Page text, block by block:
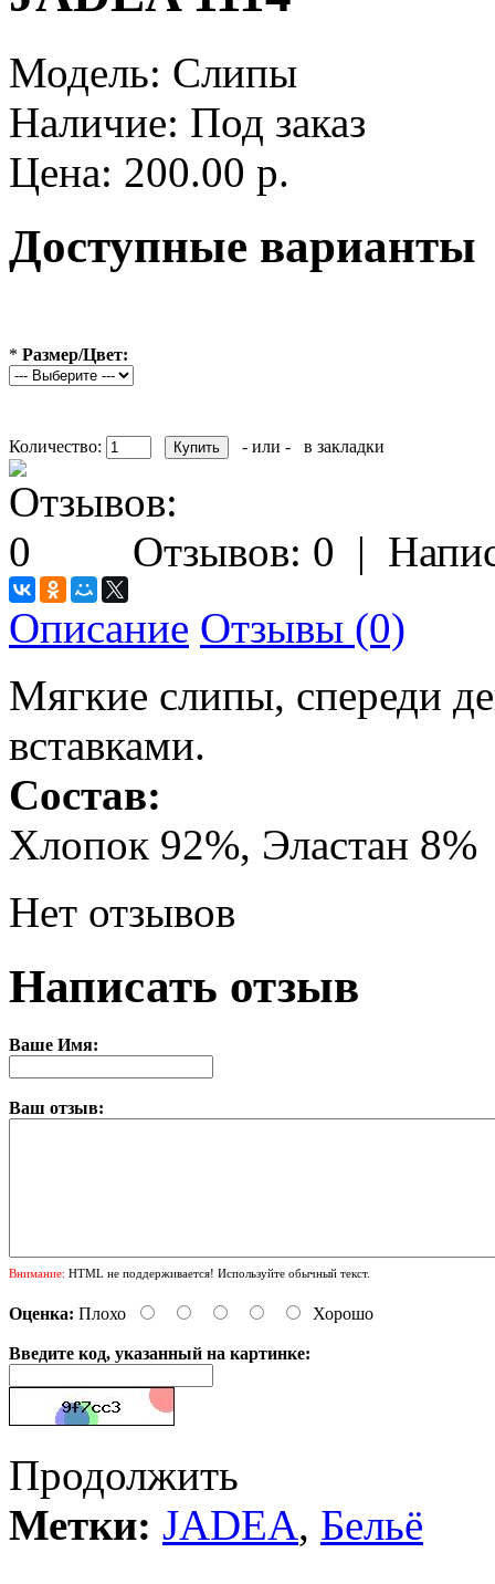
Модель: Слипы
Наличие: Под заказ
Цена: 200.00 р.
Доступные варианты
* Размер/Цвет:
Количество: - или - в закладки
Отзывов: 0 |
Описание Отзывы (0)
Мягкие слипы, спереди
вставками.
Состав:
Хлопок 92%, Эластан 8%
Нет отзывов
Написать отзыв
Ваше Имя:
Ваш отзыв:
Внимание: HTML не поддерживается! Используйте обычный текст.
Оценка: Плохо Хорошо
Введите код, указанный на картинке:
Продолжить
Метки: JADEA, Бельё